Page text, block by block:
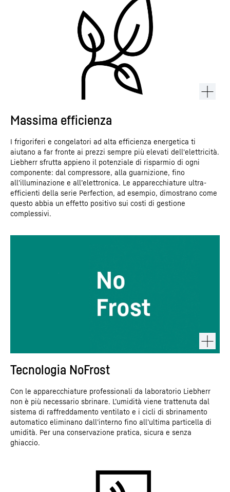
Massima efficienza
I frigoriferi e congelatori ad alta efficienza energetica ti
aiutano a far fronte ai prezzi sempre più elevati dell'elettricità.
Liebherr sfrutta appieno il potenziale di risparmio di ogni
componente: dal compressore, alla guarnizione, fino
all’illuminazione e all’elettronica. Le apparecchiature ultra-
efficienti della serie Perfection, ad esempio, dimostrano come
questo abbia un effetto positivo sui costi di gestione
complessivi.
Tecnologia NoFrost
Con le apparecchiature professionali da laboratorio Liebherr
non è più necessario sbrinare. L’umidità viene trattenuta dal
sistema di raffreddamento ventilato e i cicli di sbrinamento
automatico eliminano dall’interno fino all’ultima particella di
umidità. Per una conservazione pratica, sicura e senza
ghiaccio.